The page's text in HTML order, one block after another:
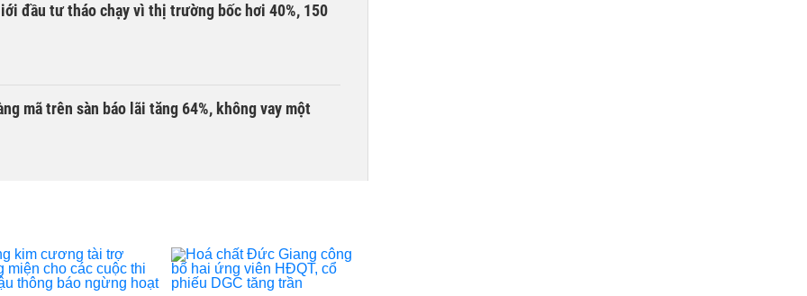
đầu tư tháo chạy vì thị trường bốc hơi 40%, 150
mã trên sàn báo lãi tăng 64%, không vay một
đầu tham gia vào hệ sinh thái Vingroup
trường chứng khoán trong tháng 7 biến động